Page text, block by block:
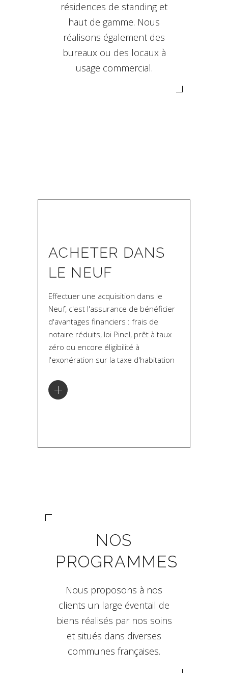
résidences de standing et
haut de gamme. Nous
réalisons également des
bureaux ou des locaux à
usage commercial.
ACHETER DANS
LE NEUF
Effectuer une acquisition dans le
Neuf, c'est l'assurance de bénéficier
d'avantages financiers : frais de
notaire réduits, loi Pinel, prêt à taux
zéro ou encore éligibilité à
l'exonération sur la taxe d'habitation
NOS
PROGRAMMES
Nous proposons à nos
clients un large éventail de
biens réalisés par nos soins
et situés dans diverses
communes françaises.